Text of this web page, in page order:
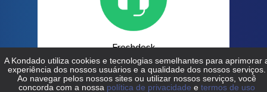
Freshdesk
Saiba mais →